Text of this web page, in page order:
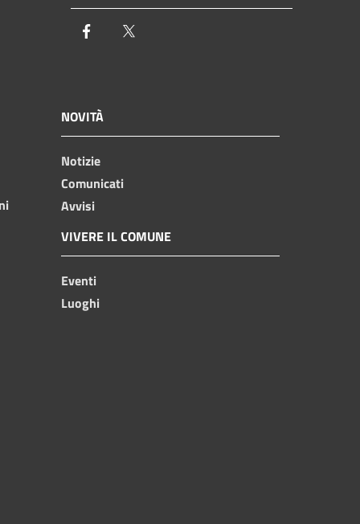
Facebook
NOVITÀ
Notizie
Comunicati
Avvisi
VIVERE IL COMUNE
Eventi
Luoghi